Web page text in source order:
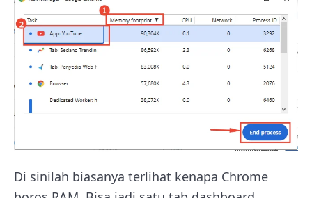
Di sinilah biasanya terlihat kenapa Chrome